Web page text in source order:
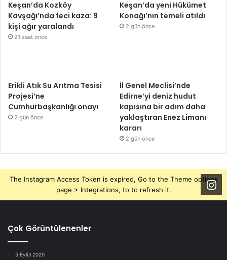
Keşan’da Kozköy
Kavşağı’nda feci kaza: 9
kişi ağır yaralandı
21 saat önce
Keşan’da yeni Hükümet
Konağı’nın temeli atıldı
2 gün önce
Erikli Atık Su Arıtma Tesisi
Projesi’ne
Cumhurbaşkanlığı onayı
2 gün önce
İl Genel Meclisi’nde
Edirne’yi deniz hudut
kapısına bir adım daha
yaklaştıran Enez Limanı
kararı
2 gün önce
The Instagram Access Token is expired, Go to the Theme options
page > Integrations, to to refresh it.
Çok Görüntülenenler
5 Eylül 2020